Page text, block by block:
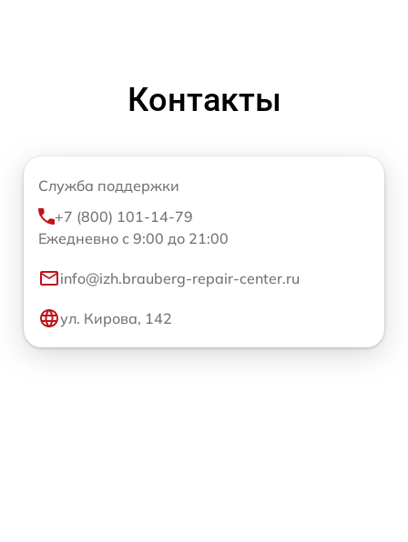
Контакты
Служба поддержки
+7 (800) 101-14-79
Ежедневно с 9:00 до 21:00
info@izh.brauberg-repair-center.ru
ул. Кирова, 142